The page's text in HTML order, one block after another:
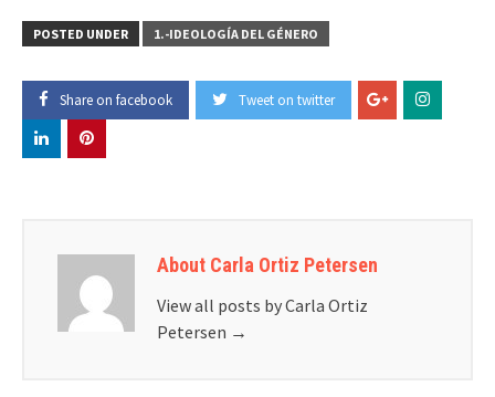
POSTED UNDER 1.-IDEOLOGÍA DEL GÉNERO
Share on facebook Tweet on twitter
About Carla Ortiz Petersen
View all posts by Carla Ortiz
Petersen →